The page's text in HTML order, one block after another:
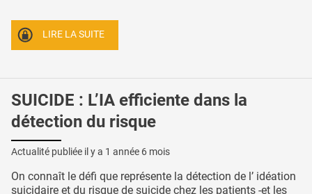
LIRE LA SUITE
SUICIDE : L’IA efficiente dans la
détection du risque
Actualité publiée il y a 1 année 6 mois
On connaît le défi que représente la détection de l’ idéation
suicidaire et du risque de suicide chez les patients -et les